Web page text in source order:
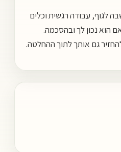
לגוף, עבודה רגשית וכלים
הוא נכון לך ובהסכמה.
גם אותך לתוך ההחלטה.